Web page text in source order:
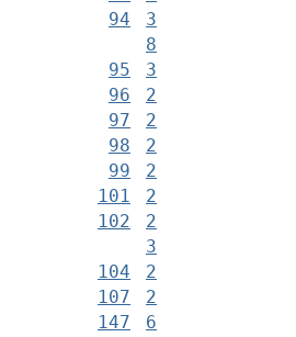
94
3
8
95
3
96
2
97
2
98
2
99
2
101
2
102
2
3
104
2
107
2
147
6